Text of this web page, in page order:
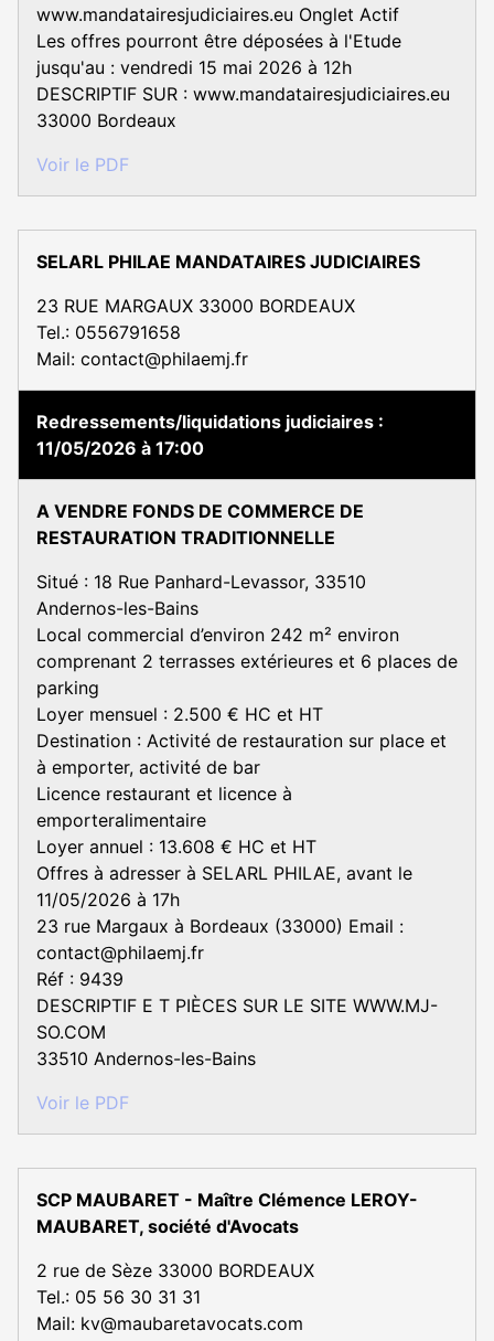
www.mandatairesjudiciaires.eu Onglet Actif
Les offres pourront être déposées à l'Etude
jusqu'au : vendredi 15 mai 2026 à 12h
DESCRIPTIF SUR : www.mandatairesjudiciaires.eu
33000 Bordeaux
Voir le PDF
SELARL PHILAE MANDATAIRES JUDICIAIRES
23 RUE MARGAUX 33000 BORDEAUX
Tel.: 0556791658
Mail: contact@philaemj.fr
Redressements/liquidations judiciaires
11/05/2026 à 17:00
A VENDRE FONDS DE COMMERCE DE
RESTAURATION TRADITIONNELLE
Situé : 18 Rue Panhard-Levassor, 33510
Andernos-les-Bains
Local commercial d’environ 242 m² environ
comprenant 2 terrasses extérieures et 6 places de
parking
Loyer mensuel : 2.500 € HC et HT
Destination : Activité de restauration sur place et
à emporter, activité de bar
Licence restaurant et licence à
emporteralimentaire
Loyer annuel : 13.608 € HC et HT
Offres à adresser à SELARL PHILAE, avant le
11/05/2026 à 17h
23 rue Margaux à Bordeaux (33000) Email :
contact@philaemj.fr
Réf : 9439
DESCRIPTIF E T PIÈCES SUR LE SITE WWW.MJ-
SO.COM
33510 Andernos-les-Bains
Voir le PDF
SCP MAUBARET - Maître Clémence LEROY-
MAUBARET, société d'Avocats
2 rue de Sèze 33000 BORDEAUX
Tel.: 05 56 30 31 31
Mail: kv@maubaretavocats.com